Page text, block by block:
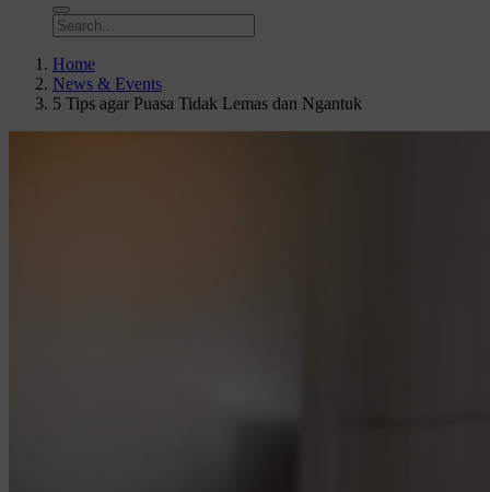
Home
News & Events
5 Tips agar Puasa Tidak Lemas dan Ngantuk